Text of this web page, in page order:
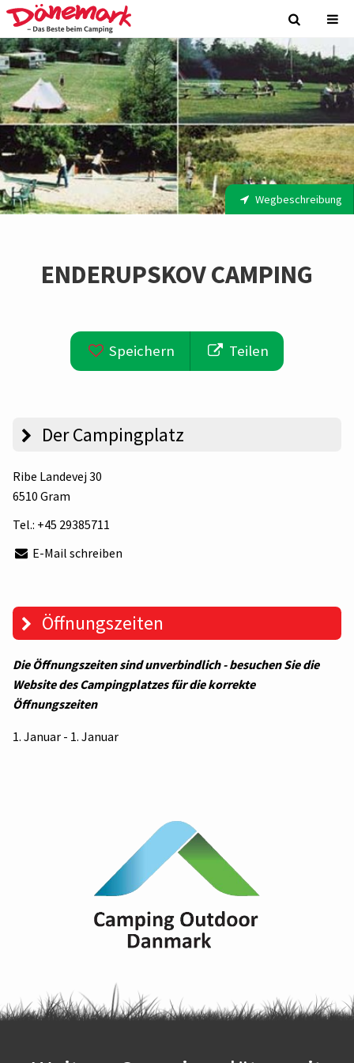
Wegbeschreibung
ENDERUPSKOV CAMPING
Speichern Teilen
Der Campingplatz
Ribe Landevej 30
6510 Gram
Tel.: +45 29385711
E-Mail schreiben
Öffnungszeiten
Die Öffnungszeiten sind unverbindlich - besuchen Sie die
Website des Campingplatzes für die korrekte
Öffnungszeiten
1. Januar - 1. Januar